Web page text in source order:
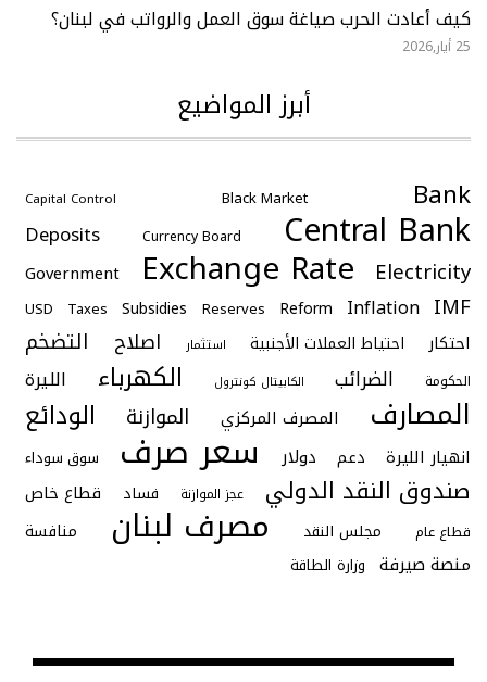
كيف أعادت الحرب صياغة سوق العمل والرواتب في لبنان؟
25 أيار,2026
أبرز المواضيع
Bank
Black Market
Capital Control
Central Bank
Currency Board
Deposits
Electricity
Exchange Rate
Government
IMF
Inflation
Reform
Reserves
Subsidies
Taxes
USD
احتكار احتياط العملات الأجنبية استثمار اصلاح التضخم
الحكومة الضرائب الكابيتال كونترول الكهرباء الليرة
المصارف المصرف المركزي الموازنة الودائع
انهيار الليرة دعم دولار سعر صرف سوق سوداء
صندوق النقد الدولي عجز الموازنة فساد قطاع خاص
قطاع عام مجلس النقد مصرف لبنان منافسة
منصة صيرفة وزارة الطاقة